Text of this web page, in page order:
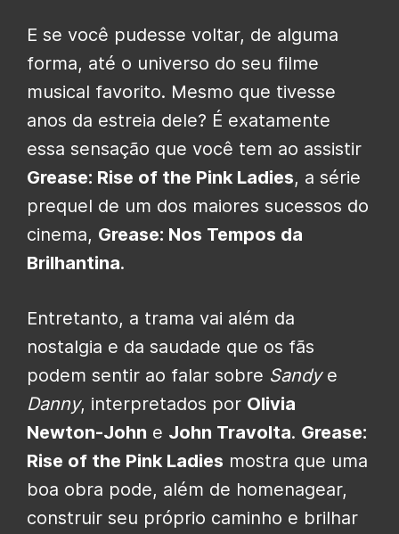
E se você pudesse voltar, de alguma
forma, até o universo do seu filme
musical favorito. Mesmo que tivesse
anos da estreia dele? É exatamente
essa sensação que você tem ao assistir
Grease: Rise of the Pink Ladies, a série
prequel de um dos maiores sucessos do
cinema, Grease: Nos Tempos da
Brilhantina.
Entretanto, a trama vai além da
nostalgia e da saudade que os fãs
podem sentir ao falar sobre Sandye
Danny, interpretados por Olivia
Newton-John e John Travolta. Grease:
Rise of the Pink Ladies mostra que uma
boa obra pode, além de homenagear,
construir seu próprio caminho e brilhar